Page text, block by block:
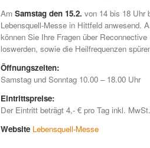
Am Samstag den 15.2. von 14 bis 18 Uhr
Lebensquell-Messe in Hittfeld anwesend.
können Sie Ihre Fragen über
loswerden, sowie die Heilfrequenzen
Öffnungszeiten:
Samstag und Sonntag 10.00 – 18.00 Uhr
Eintrittspreise:
Der Eintritt beträgt 4,- € pro Tag inkl.
Website Lebensquell-Messe